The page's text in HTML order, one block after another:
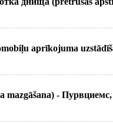
aprīkojuma
mazgāšana) -